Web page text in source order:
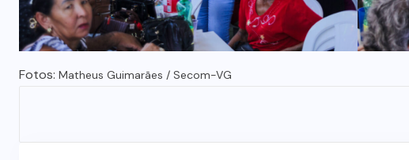
Fotos: Matheus Guimarães / Secom-VG